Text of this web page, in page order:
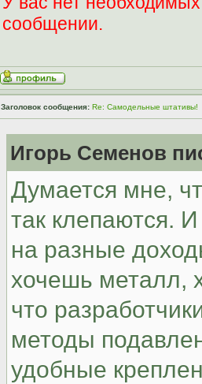
сообщении.
Заголовок сообщения: Re: Самодельные штативы!
Игорь Семенов
Думается мне,
так клепаются.
на разные
хочешь металл,
что
методы
удобные